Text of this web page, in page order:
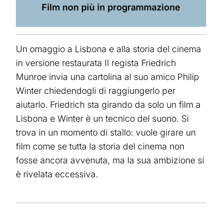
Film non più in programmazione
Un omaggio a Lisbona e alla storia del cinema
in versione restaurata Il regista Friedrich
Munroe invia una cartolina al suo amico Philip
Winter chiedendogli di raggiungerlo per
aiutarlo. Friedrich sta girando da solo un film a
Lisbona e Winter è un tecnico del suono. Si
trova in un momento di stallo: vuole girare un
film come se tutta la storia del cinema non
fosse ancora avvenuta, ma la sua ambizione si
è rivelata eccessiva.